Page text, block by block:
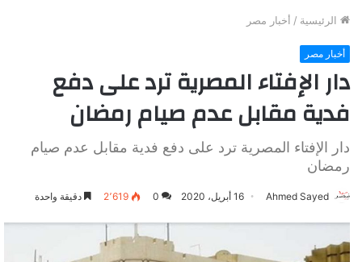
الرئيسية / أخبار مصر
أخبار مصر
دار الإفتاء المصرية ترد على دفع
فدية مقابل عدم صيام رمضان
دار الإفتاء المصرية ترد على دفع فدية مقابل عدم صيام
رمضان
Ahmed Sayed 16 أبريل، 2020 0 2٬619 دقيقة واحدة